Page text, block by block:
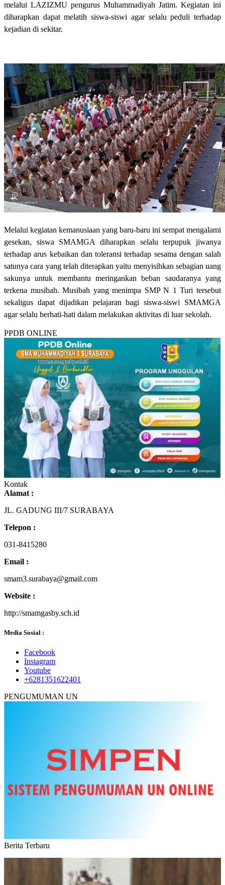
melalui LAZIZMU pengurus Muhammadiyah Jatim. Kegiatan ini
diharapkan dapat melatih siswa-siswi agar selalu peduli terhadap
kejadian di sekitar.
Melalui kegiatan kemanusiaan yang baru-baru ini sempat mengalami
gesekan, siswa SMAMGA diharapkan selalu terpupuk jiwanya
terhadap arus kebaikan dan toleransi terhadap sesama dengan salah
satunya cara yang telah diterapkan yaitu menyisihkan sebagian uang
sakunya untuk membantu meringankan beban saudaranya yang
terkena musibah. Musibah yang menimpa SMP N 1 Turi tersebut
sekaligus dapat dijadikan pelajaran bagi siswa-siswi SMAMGA
agar selalu berhati-hati dalam melakukan aktivitas di luar sekolah.
PPDB ONLINE
Kontak
Alamat :
JL. GADUNG III/7 SURABAYA
Telepon :
031-8415280
Email :
smam3.surabaya@gmail.com
Website :
http://smamgasby.sch.id
Media Sosial :
Facebook
Instagram
Youtube
+6281351622401
PENGUMUMAN UN
Berita Terbaru